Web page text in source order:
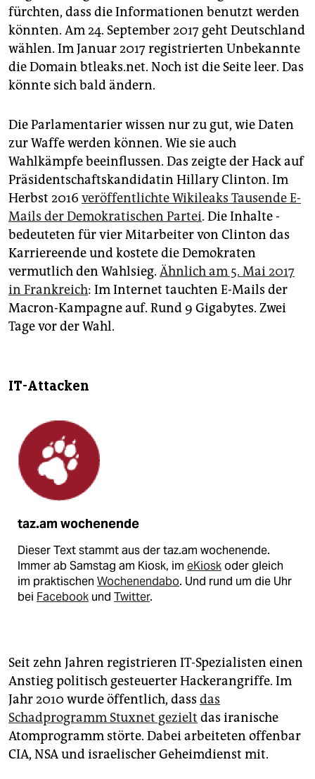
fürchten, dass die ­Informationen benutzt werden
könnten. Am 24. September 2017 geht Deutschland
wählen. Im Januar 2017 registrierten Unbekannte
die Domain btleaks.net. Noch ist die Seite leer. Das
könnte sich bald ändern.
Die Parlamentarier wissen nur zu gut, wie Daten
zur Waffe werden können. Wie sie auch
Wahlkämpfe beeinflussen. Das zeigte der Hack auf
Präsidentschafts­kandidatin Hillary Clinton. Im
Herbst 2016 veröffentlichte Wiki­leaks Tausende E-
Mails der Demokratischen Partei. Die Inhalte ­
bedeuteten für vier Mitarbeiter von Clinton das
Karriere­ende und kostete die Demokraten
vermutlich den Wahlsieg. Ähnlich am 5. Mai 2017
in Frankreich: Im ­Internet tauchten E-Mails der
Macron-Kampagne auf. Rund 9 Gigabytes. Zwei
Tage vor der Wahl.
IT-Attacken
taz.am wochenende
Dieser Text stammt aus der taz.am wochenende.
Immer ab Samstag am Kiosk, im eKioskoder gleich
im praktischen Wochenendabo. Und rund um die Uhr
bei Facebook und Twitter.
Seit zehn Jahren registrieren IT-Spezialisten einen
Anstieg politisch gesteuerter Ha­cker­an­griffe. Im
Jahr 2010 wurde öffentlich, dass das
Schadprogramm Stuxnet gezielt das iranische
Atomprogramm störte. Dabei arbeiteten offenbar
CIA, NSA und israelischer Geheimdienst mit.